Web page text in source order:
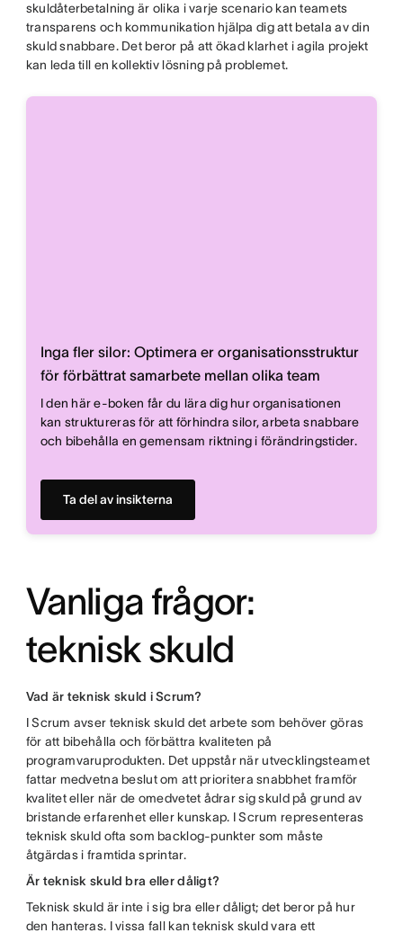
skuldåterbetalning är olika i varje scenario kan teamets
transparens och kommunikation hjälpa dig att betala av din
skuld snabbare. Det beror på att ökad klarhet i agila projekt
kan leda till en kollektiv lösning på problemet.
Inga fler silor: Optimera er organisationsstruktur
för förbättrat samarbete mellan olika team
I den här e-boken får du lära dig hur organisationen
kan struktureras för att förhindra silor, arbeta snabbare
och bibehålla en gemensam riktning i förändringstider.
Ta del av insikterna
Vanliga frågor:
teknisk skuld
Vad är teknisk skuld i Scrum?
I Scrum avser teknisk skuld det arbete som behöver göras
för att bibehålla och förbättra kvaliteten på
programvaruprodukten. Det uppstår när utvecklingsteamet
fattar medvetna beslut om att prioritera snabbhet framför
kvalitet eller när de omedvetet ådrar sig skuld på grund av
bristande erfarenhet eller kunskap. I Scrum representeras
teknisk skuld ofta som backlog-punkter som måste
åtgärdas i framtida sprintar.
Är teknisk skuld bra eller dåligt?
Teknisk skuld är inte i sig bra eller dåligt; det beror på hur
den hanteras. I vissa fall kan teknisk skuld vara ett